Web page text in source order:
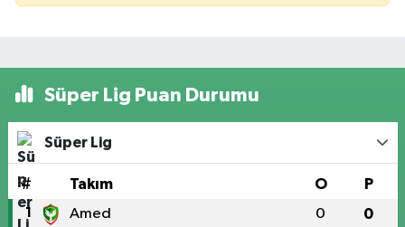
Süper Lig Puan Durumu
Süper Lig
# Takım O P
1 Amed 0 0